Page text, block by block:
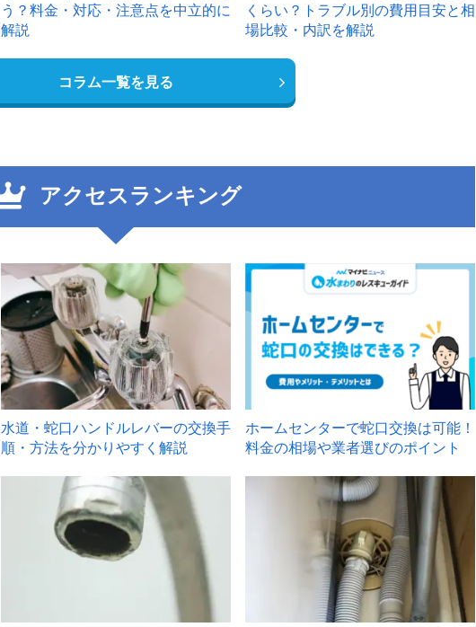
う？料金・対応・注意点を中立的に
解説
くらい？トラブル別の費用目安と相
場比較・内訳を解説
コラム一覧を見る
アクセスランキング
2
水道・蛇口ハンドルレバーの交換手
順・方法を分かりやすく解説
ホームセンターで蛇口交換は可能！
料金の相場や業者選びのポイント